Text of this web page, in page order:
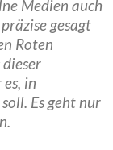
Medien auch
gesagt
Roten
in
Es geht nur